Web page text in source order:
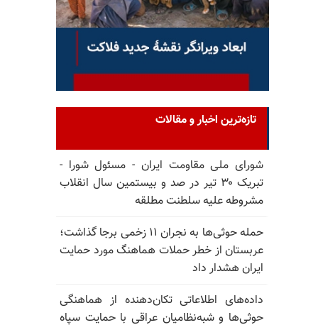
تازه‌ترین اخبار و مقالات
شورای ملی مقاومت ایران - مسئول شورا -
تبریک ۳۰ تیر در صد و بیستمین سال انقلاب
مشروطه علیه سلطنت مطلقه
حمله حوثی‌ها به نجران ۱۱ زخمی برجا گذاشت؛
عربستان از خطر حملات هماهنگ مورد حمایت
ایران هشدار داد
داده‌های اطلاعاتی تکان‌دهنده از هماهنگی
حوثی‌ها و شبه‌نظامیان عراقی با حمایت سپاه